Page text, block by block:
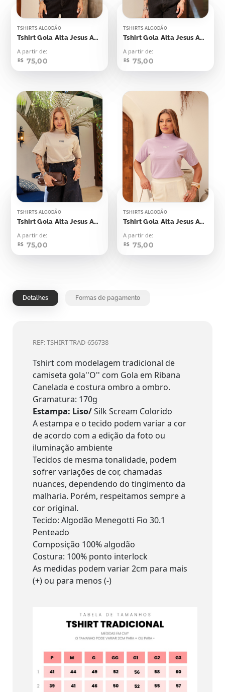
TSHIRTS ALGODÃO
Tshirt Gola Alta Jesus Aplicação
A partir de:
R$ 75,00
TSHIRTS ALGODÃO
Tshirt Gola Alta Jesus Aplicação
A partir de:
R$ 75,00
TSHIRTS ALGODÃO
Tshirt Gola Alta Jesus Aplicação
A partir de:
R$ 75,00
TSHIRTS ALGODÃO
Tshirt Gola Alta Jesus Aplicação
A partir de:
R$ 75,00
Detalhes Formas de pagamento
REF: TSHIRT-TRAD-656738
Tshirt com modelagem tradicional de
camiseta gola''O'' com Gola em Ribana
Canelada e costura ombro a ombro.
Gramatura: 170g
Estampa: Liso/Silk Scream Colorido
A estampa e o tecido podem variar a cor
de acordo com a edição da foto ou
iluminação ambiente
Tecidos de mesma tonalidade, podem
sofrer variações de cor, chamadas
nuances, dependendo do tingimento da
malharia. Porém, respeitamos sempre a
cor original.
Tecido: Algodão Menegotti Fio 30.1
Penteado
Composição 100% algodão
Costura: 100% ponto interlock
As medidas podem variar 2cm para mais
(+) ou para menos (-)